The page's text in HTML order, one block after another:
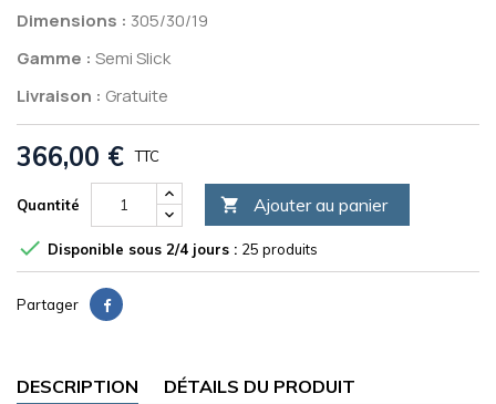
Dimensions : 305/30/19
Gamme : Semi Slick
Livraison : Gratuite
366,00 € TTC
Quantité  Ajouter au panier
 Disponible sous 2/4 jours : 25 produits
Partager
DESCRIPTION DÉTAILS DU PRODUIT